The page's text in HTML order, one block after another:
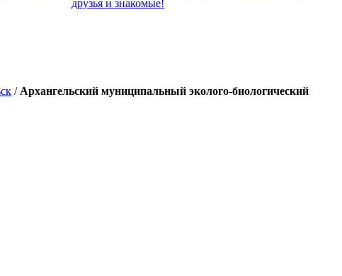
друзья и знакомые!
/ Архангельский муниципальный эколого-биологический